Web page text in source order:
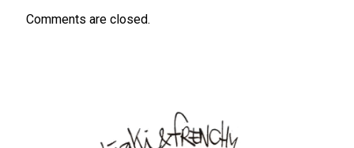
Comments are closed.